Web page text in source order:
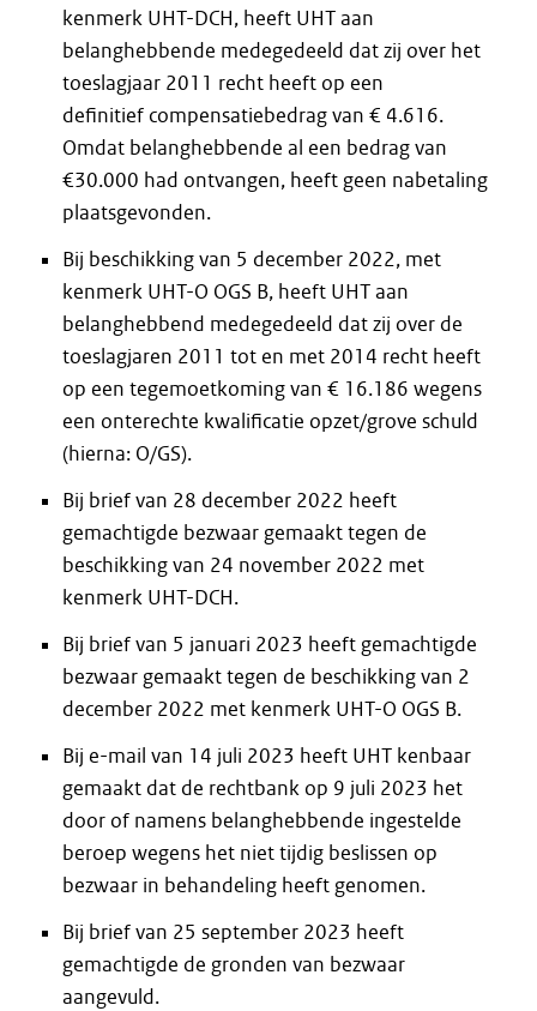
kenmerk UHT-DCH, heeft UHT aan
belanghebbende medegedeeld dat zij over het
toeslagjaar 2011 recht heeft op een
definitief compensatiebedrag van € 4.616.
Omdat belanghebbende al een bedrag van
€30.000 had ontvangen, heeft geen nabetaling
plaatsgevonden.
Bij beschikking van 5 december 2022, met
kenmerk UHT-O OGS B, heeft UHT aan
belanghebbend medegedeeld dat zij over de
toeslagjaren 2011 tot en met 2014 recht heeft
op een tegemoetkoming van € 16.186 wegens
een onterechte kwalificatie opzet/grove schuld
(hierna: O/GS).
Bij brief van 28 december 2022 heeft
gemachtigde bezwaar gemaakt tegen de
beschikking van 24 november 2022 met
kenmerk UHT-DCH.
Bij brief van 5 januari 2023 heeft gemachtigde
bezwaar gemaakt tegen de beschikking van 2
december 2022 met kenmerk UHT-O OGS B.
Bij e-mail van 14 juli 2023 heeft UHT kenbaar
gemaakt dat de rechtbank op 9 juli 2023 het
door of namens belanghebbende ingestelde
beroep wegens het niet tijdig beslissen op
bezwaar in behandeling heeft genomen.
Bij brief van 25 september 2023 heeft
gemachtigde de gronden van bezwaar
aangevuld.